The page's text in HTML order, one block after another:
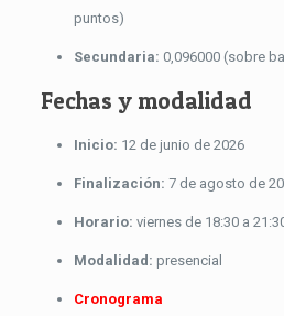
puntos)
Secundaria: 0,096000 (sobre
Fechas y modalidad
Inicio: 12 de junio de 2026
Finalización: 7 de agosto de
Horario: viernes de 18:30 a
Modalidad: presencial
Cronograma